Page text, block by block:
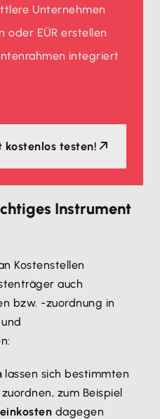
Unternehmen
oder EÜR erstellen
integriert
kostenlos testen!
Instrument
Kostenstellen
auch
bzw. -zuordnung in
lassen sich bestimmten
zum Beispiel
dagegen